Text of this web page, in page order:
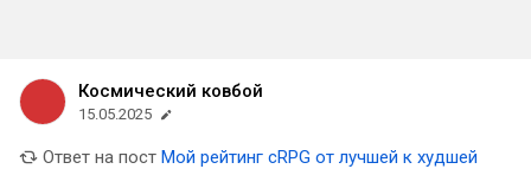
Космический ковбой
15.05.2025
Ответ на пост Мой рейтинг cRPG от лучшей к худшей